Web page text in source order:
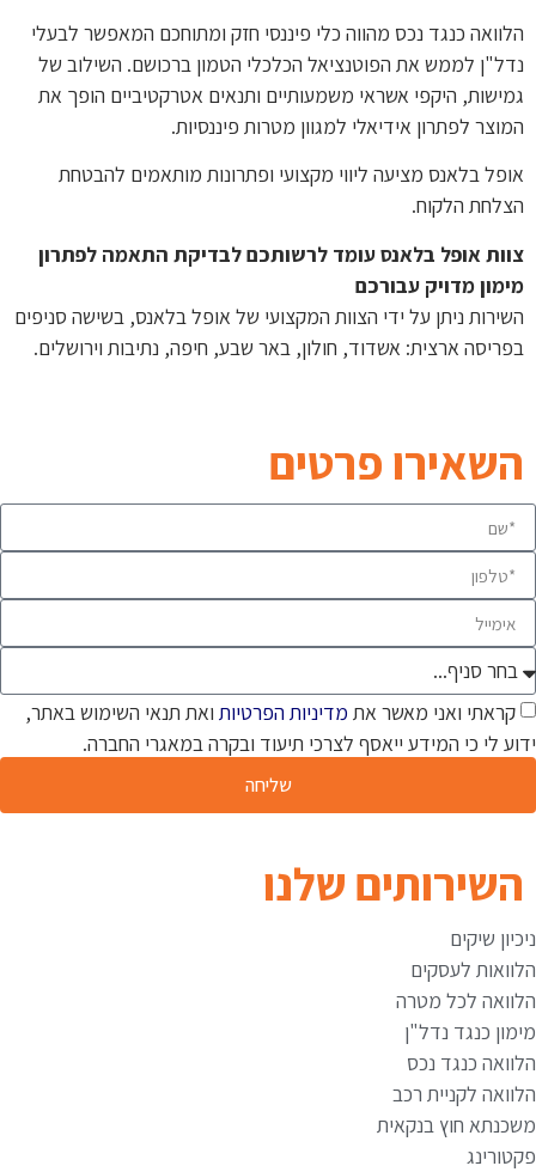
הלוואה כנגד נכס מהווה כלי פיננסי חזק ומתוחכם המאפשר לבעלי
נדל"ן לממש את הפוטנציאל הכלכלי הטמון ברכושם. השילוב של
גמישות, היקפי אשראי משמעותיים ותנאים אטרקטיביים הופך את
המוצר לפתרון אידיאלי למגוון מטרות פיננסיות.
אופל בלאנס מציעה ליווי מקצועי ופתרונות מותאמים להבטחת
הצלחת הלקוח.
צוות אופל בלאנס עומד לרשותכם לבדיקת התאמה לפתרון
מימון מדויק עבורכם
השירות ניתן על ידי הצוות המקצועי של אופל בלאנס, בשישה סניפים
בפריסה ארצית: אשדוד, חולון, באר שבע, חיפה, נתיבות וירושלים.
השאירו פרטים
קראתי ואני מאשר את מדיניות הפרטיות ואת תנאי השימוש באתר,
ידוע לי כי המידע ייאסף לצרכי תיעוד ובקרה במאגרי החברה.
שליחה
השירותים שלנו
ניכיון שיקים
הלוואות לעסקים
הלוואה לכל מטרה
מימון כנגד נדל"ן
הלוואה כנגד נכס
הלוואה לקניית רכב
משכנתא חוץ בנקאית
פקטורינג